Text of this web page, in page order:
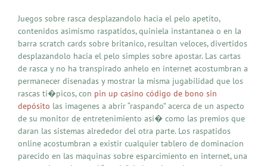
Juegos sobre rasca desplazandolo hacia el pelo apetito,
contenidos asimismo raspatidos, quiniela instantanea o en la
barra scratch cards sobre britanico, resultan veloces, divertidos
desplazandolo hacia el pelo simples sobre apostar. Las cartas
de rasca y no ha transpirado anhelo en internet acostumbran a
permanecer disenadas y mostrar la misma jugabilidad que los
rascas ti�picos, con pin up casino código de bono sin
depósito las imagenes a abrir “raspando” acerca de un aspecto
de su monitor de entretenimiento asi� como las premios que
daran las sistemas alrededor del otra parte. Los raspatidos
online acostumbran a existir cualquier tablero de dominacion
parecido en las maquinas sobre esparcimiento en internet, una